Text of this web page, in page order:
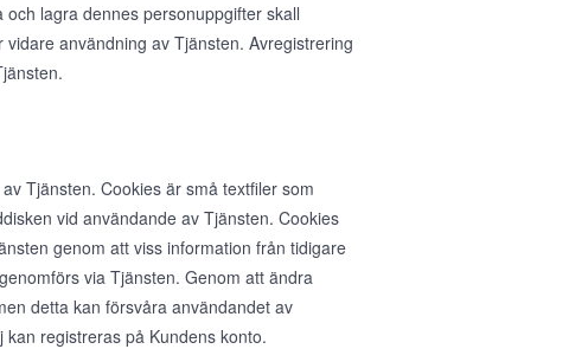
lagra dennes personuppgifter skall
användning av Tjänsten. Avregistrering
Tjänsten. Cookies är små textfiler som
vid användande av Tjänsten. Cookies
genom att viss information från tidigare
via Tjänsten. Genom att ändra
detta kan försvåra användandet av
registreras på Kundens konto.